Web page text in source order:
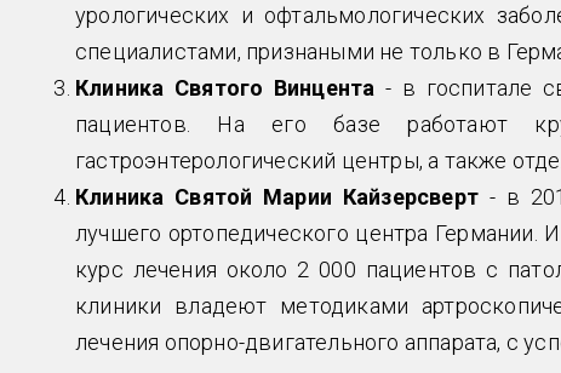
урологических и офтальмологических
специалистами, признаными не только в
Клиника Святого Винцента - в госпитале
пациентов. На его базе работают
гастроэнтерологический центры, а также
Клиника Святой Марии Кайзерсверт - в
лучшего ортопедического центра
курс лечения около 2 000 пациентов с
клиники владеют методиками
лечения опорно-двигательного аппарата, с